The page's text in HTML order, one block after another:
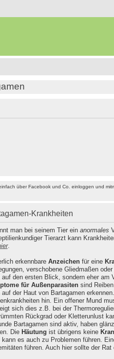
über Facebook und Co. einloggen und
Krankheiten
man bei seinem Tier ein anormales
Tierarzt kann
.
erkennbare Anzeichenfür eine
verschobene Gliedmaßen
auf den ersten Blick, sondern eher am
für Außenparasitensind Reiben
auf der Haut von Bartagamen
hin. Ein offener Mund
sich dies z.B. bei der
Rückgrad oder Kletterunlust
Bartagamen sind aktiv, haben
Die Häutung ist übrigens keine
kann es auch zu Problemen führen.
führen. Auch hier sollte der Rat